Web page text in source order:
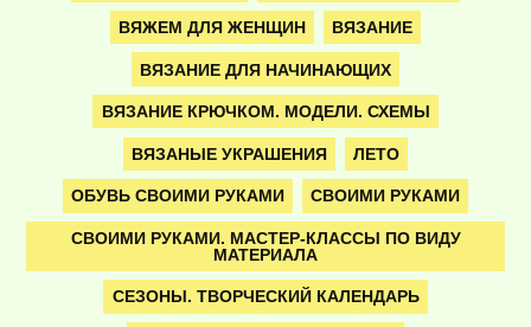
ВЯЖЕМ ДЛЯ ЖЕНЩИН ВЯЗАНИЕ
ВЯЗАНИЕ ДЛЯ НАЧИНАЮЩИХ
ВЯЗАНИЕ КРЮЧКОМ. МОДЕЛИ. СХЕМЫ
ВЯЗАНЫЕ УКРАШЕНИЯ ЛЕТО
ОБУВЬ СВОИМИ РУКАМИ СВОИМИ РУКАМИ
СВОИМИ РУКАМИ. МАСТЕР-КЛАССЫ ПО ВИДУ
МАТЕРИАЛА
СЕЗОНЫ. ТВОРЧЕСКИЙ КАЛЕНДАРЬ